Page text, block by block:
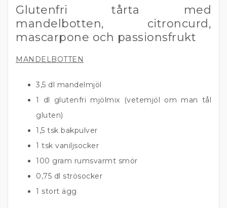
Glutenfri tårta med
mandelbotten, citroncurd,
mascarpone och passionsfrukt
MANDELBOTTEN
3,5 dl mandelmjöl
1 dl glutenfri mjölmix (vetemjöl om man tål
gluten)
1,5 tsk bakpulver
1 tsk vaniljsocker
100 gram rumsvarmt smör
0,75 dl strösocker
1 stort ägg